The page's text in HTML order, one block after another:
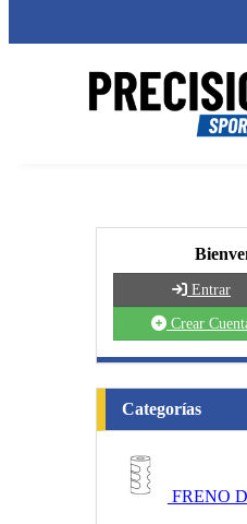
Entrar
Crear
Categorías
FRENO